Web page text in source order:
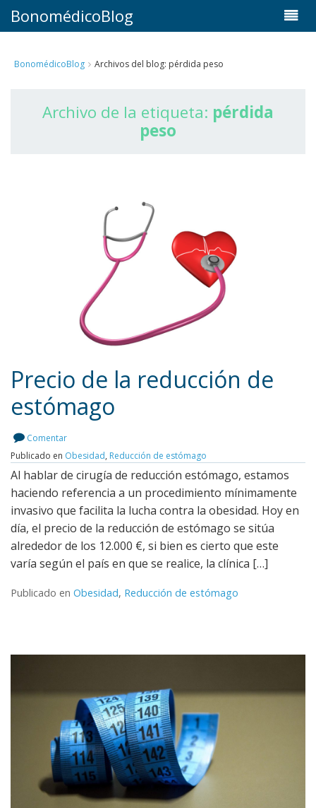
BonomédicoBlog
BonomédicoBlog Archivos del blog: pérdida peso
Archivo de la etiqueta: pérdida
peso
Precio de la reducción de
estómago
Comentar
Publicado en Obesidad, Reducción de estómago
Al hablar de cirugía de reducción estómago, estamos
haciendo referencia a un procedimiento mínimamente
invasivo que facilita la lucha contra la obesidad. Hoy en
día, el precio de la reducción de estómago se sitúa
alrededor de los 12.000 €, si bien es cierto que este
varía según el país en que se realice, la clínica […]
Publicado en Obesidad, Reducción de estómago